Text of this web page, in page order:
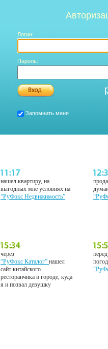
Логин:
Пароль:
Запомнить меня
нашел квартиру, на
выгодных мне условиях на
“РуФокс Недвижимость”
через
“РуФокс Каталог”нашел
сайт китайского
ресторанчика в городе, куда
я и позвал девушку